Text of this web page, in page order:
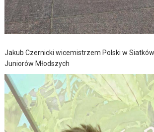
Jakub Czernicki wicemistrzem Polski w
Juniorów Młodszych